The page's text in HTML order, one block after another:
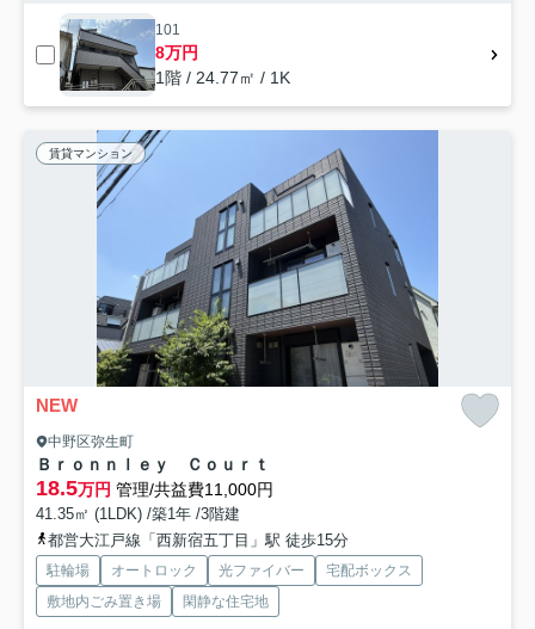
101
8万円
1階 / 24.77㎡ / 1K
賃貸マンション
NEW
中野区弥生町
Ｂｒｏｎｎｌｅｙ Ｃｏｕｒｔ
18.5万円 管理/共益費11,000円
41.35㎡ (1LDK) /築1年 /3階建
都営大江戸線「西新宿五丁目」駅 徒歩15分
駐輪場 オートロック 光ファイバー
宅配ボックス
敷地内ごみ置き場
閑静な住宅地